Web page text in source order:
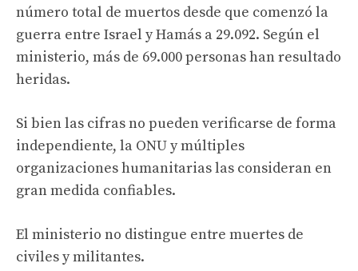
número total de muertos desde que comenzó la
guerra entre Israel y Hamás a 29.092. Según el
ministerio, más de 69.000 personas han resultado
heridas.
Si bien las cifras no pueden verificarse de forma
independiente, la ONU y múltiples
organizaciones humanitarias las consideran en
gran medida confiables.
El ministerio no distingue entre muertes de
civiles y militantes.